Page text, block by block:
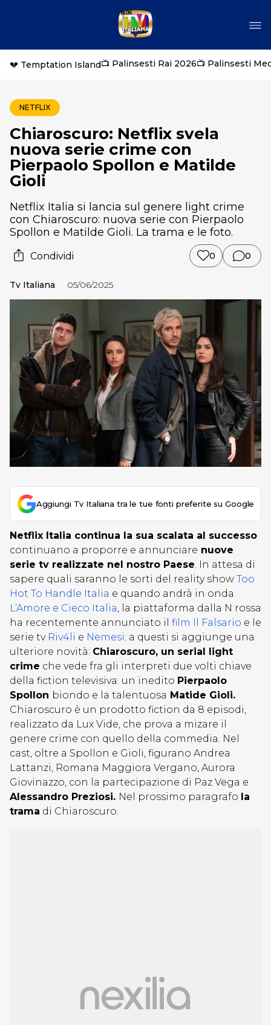
💔 Temptation Island📺 Palinsesti Rai 2026📺 Palinsesti
NETFLIX
Chiaroscuro: Netflix svela
nuova serie crime con
Pierpaolo Spollon e Matilde
Gioli
Netflix Italia si lancia sul genere light crime
con Chiaroscuro: nuova serie con Pierpaolo
Spollon e Matilde Gioli. La trama e le foto.
Condividi 0 0
Tv Italiana 05/06/2025
Aggiungi Tv Italiana tra le tue fonti preferite su Google
Netflix Italia continua la sua scalata al successo
continuano a proporre e annunciare nuove
serie tv realizzate nel nostro Paese. In attesa di
sapere quali saranno le sorti del reality show Too
Hot To Handle Italia e quando andrà in onda
L’Amore e Cieco Italia, la piattaforma dalla N rossa
ha recentemente annunciato il film Il Falsario e le
serie tv Riv4li e Nemesi; a questi si aggiunge una
ulteriore novità: Chiaroscuro, un serial light
crime che vede fra gli interpreti due volti chiave
della fiction televisiva: un inedito Pierpaolo
Spollon biondo e la talentuosa Matide Gioli.
Chiaroscuro è un prodotto fiction da 8 episodi,
realizzato da Lux Vide, che prova a mizare il
genere crime con quello della commedia. Nel
cast, oltre a Spollon e Gioli, figurano Andrea
Lattanzi, Romana Maggiora Vergano, Aurora
Giovinazzo, con la partecipazione di Paz Vega e
Alessandro Preziosi. Nel prossimo paragrafo la
trama di Chiaroscuro.